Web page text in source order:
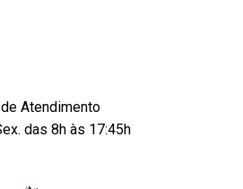
Atendimento
das 8h às 17:45h